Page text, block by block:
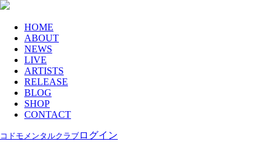
HOME
ABOUT
NEWS
LIVE
ARTISTS
RELEASE
BLOG
SHOP
CONTACT
コドモメンタルクラブ ログイン